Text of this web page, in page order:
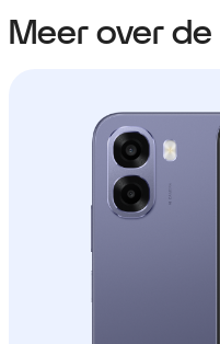
Meer over de